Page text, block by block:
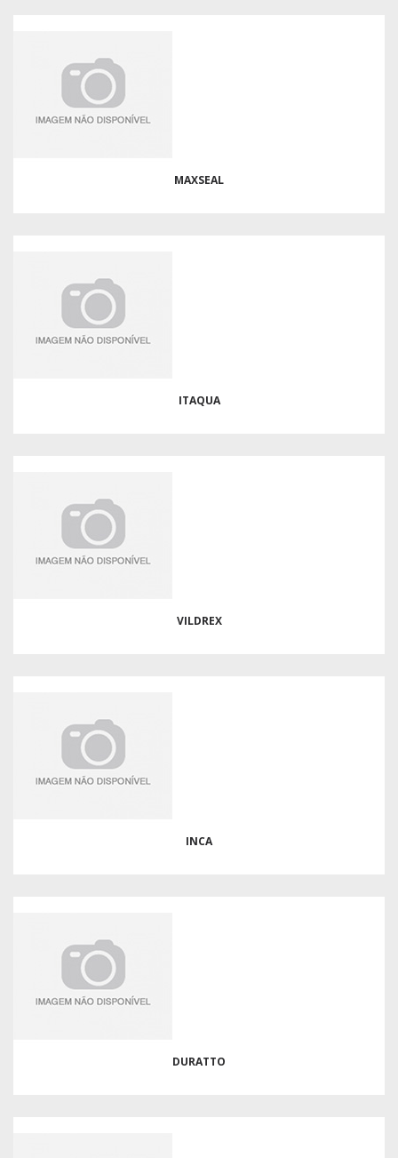
MAXSEAL
ITAQUA
VILDREX
INCA
DURATTO